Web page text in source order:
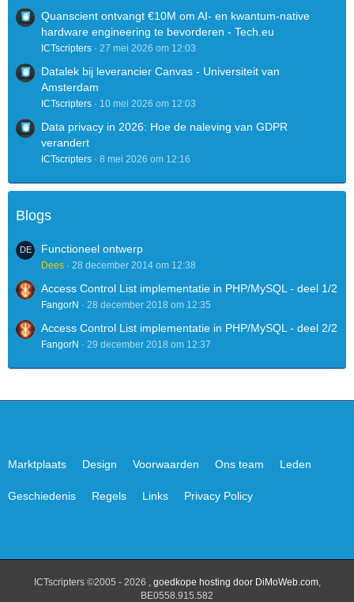
Quanscient ontvangt €10M om AI- en kwantum-native
hardware engineering te bevorderen - Tech.eu
ICTscripters 27 mei 2026 om 12:03
Datalek bij leverancier Canvas - Universiteit van
Amsterdam
ICTscripters 10 mei 2026 om 12:03
Data privacy in 2026: Hoe de naleving van GDPR
verandert
ICTscripters 8 mei 2026 om 12:16
Blogs
Functioneel ontwerp
Dees 28 december 2014 om 12:38
Access Control List implementatie in PHP/MySQL - deel 1/2
FangorN 28 december 2018 om 12:35
Access Control List implementatie in PHP/MySQL - deel 2/2
FangorN 29 december 2018 om 12:37
Marktplaats Design Voorwaarden Ons team Leden
Geschiedenis Regels Links Privacy Policy
ICTscripters ©2005 - 2026 , goedkope hosting door DiMoWeb.com,
BE0558.915.582